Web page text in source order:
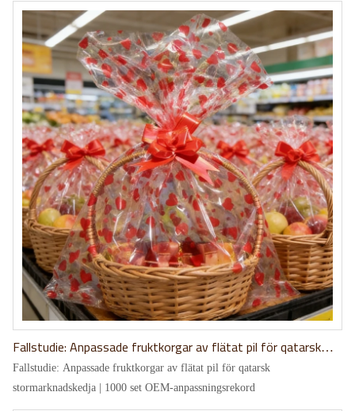
tidskrav.
Fallstudie: Anpassade fruktkorgar av flätat pil för qatarsk
stormarknadskedja | 1000 set OEM-anpassningsrekord
Fallstudie: Anpassade fruktkorgar av flätat pil för qatarsk
stormarknadskedja | 1000 set OEM-anpassningsrekord